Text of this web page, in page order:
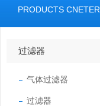
PRODUCTS CNETER
过滤器
气体过滤器
过滤器